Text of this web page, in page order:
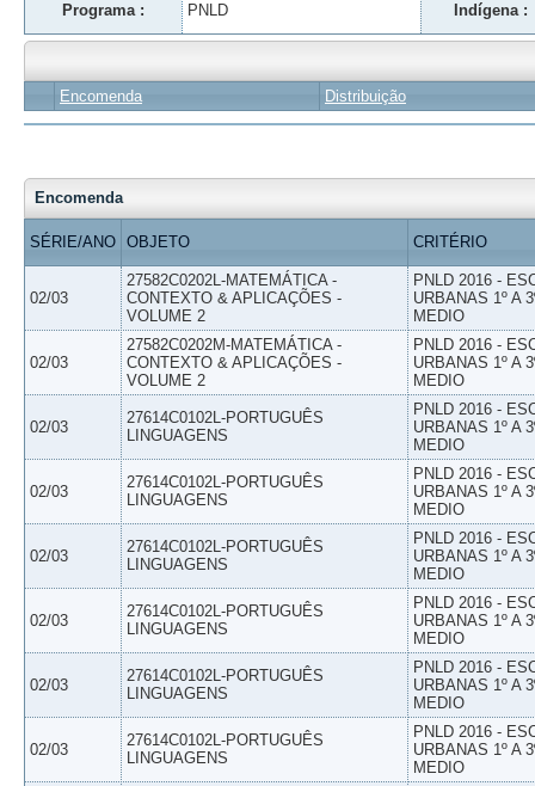
Programa : PNLD Indígena :
Encomenda Distribuição
Encomenda
SÉRIE/ANO OBJETO CRITÉRIO
02/03
27582C0202L-MATEMÁTICA -
CONTEXTO & APLICAÇÕES -
VOLUME 2
PNLD 2016 -
URBANAS 1º A
MEDIO
02/03
27582C0202M-MATEMÁTICA -
CONTEXTO & APLICAÇÕES -
VOLUME 2
PNLD 2016 -
URBANAS 1º A
MEDIO
02/03
27614C0102L-PORTUGUÊS
LINGUAGENS
PNLD 2016 -
URBANAS 1º A
MEDIO
02/03
27614C0102L-PORTUGUÊS
LINGUAGENS
PNLD 2016 -
URBANAS 1º A
MEDIO
02/03
27614C0102L-PORTUGUÊS
LINGUAGENS
PNLD 2016 -
URBANAS 1º A
MEDIO
02/03
27614C0102L-PORTUGUÊS
LINGUAGENS
PNLD 2016 -
URBANAS 1º A
MEDIO
02/03
27614C0102L-PORTUGUÊS
LINGUAGENS
PNLD 2016 -
URBANAS 1º A
MEDIO
02/03
27614C0102L-PORTUGUÊS
LINGUAGENS
PNLD 2016 -
URBANAS 1º A
MEDIO